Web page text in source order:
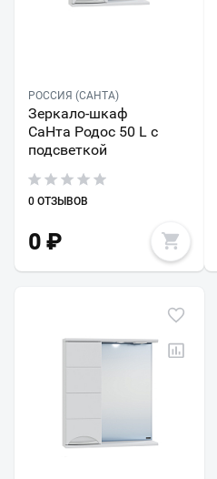
РОССИЯ (САНТА)
Зеркало-шкаф
СаНта Родос 50 L с
подсветкой
0 ОТЗЫВОВ
0 ₽